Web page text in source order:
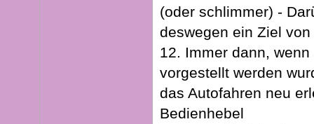
(oder schlimmer) -
deswegen ein Ziel
12. Immer dann,
vorgestellt werden
das Autofahren neu
Bedienhebel